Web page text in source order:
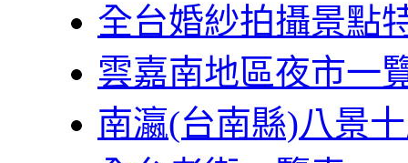
全台婚紗拍攝景點
雲嘉南地區夜市一
南瀛(台南縣)八景